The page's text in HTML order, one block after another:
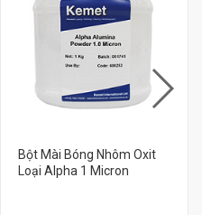
Bột Mài Bóng Nhôm Oxit
Loại Alpha 1 Micron